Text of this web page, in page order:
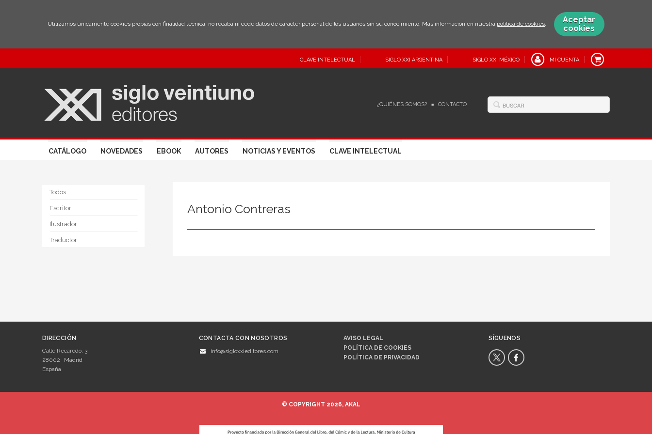
Utilizamos únicamente cookies propias con finalidad técnica, no recaba ni cede datos de carácter personal de los usuarios sin su conocimiento. Más información en nuestra política de cookies.
Aceptar
cookies
CLAVE INTELECTUAL SIGLO XXI ARGENTINA SIGLO XXI MÉXICO MI CUENTA
¿QUIÉNES SOMOS? CONTACTO
CATÁLOGO NOVEDADES EBOOK AUTORES NOTICIAS Y EVENTOS CLAVE INTELECTUAL
Todos
Escritor
Ilustrador
Traductor
Antonio Contreras
DIRECCIÓN
Calle Recaredo, 3
28002
Madrid
España
CONTACTA CON NOSOTROS
info@sigloxxieditores.com
AVISO LEGAL
POLÍTICA DE COOKIES
POLÍTICA DE PRIVACIDAD
SÍGUENOS
© COPYRIGHT 2026, AKAL